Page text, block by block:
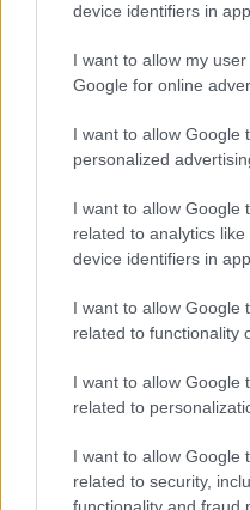
device identifiers in
I want to allow my
Google for online
I want to allow Google
personalized
I want to allow Google
related to analytics
device identifiers in
I want to allow Google
related to functionality
I want to allow Google
related to
I want to allow Google
related to security,
After You Die -
új lemezéről